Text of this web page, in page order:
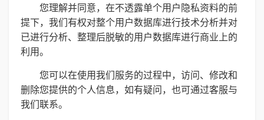
您理解并同意，在不透露单个用户隐私资料的前
提下，我们有权对整个用户数据库进行技术分析并对
已进行分析、整理后脱敏的用户数据库进行商业上的
利用。
您可以在使用我们服务的过程中，访问、修改和
删除您提供的个人信息，如有疑问，也可通过客服与
我们联系。